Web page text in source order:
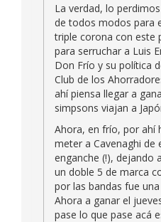
La verdad, lo
de todos modos para
triple corona con este
para serruchar a Luis
Don Frío y su política
Club de los
ahí piensa llegar a
simpsons viajan a
Ahora, en frío, por ahí
meter a Cavenaghi de
enganche (!), dejando
un doble 5 de marca
por las bandas fue
Ahora a ganar el
pase lo que pase acá